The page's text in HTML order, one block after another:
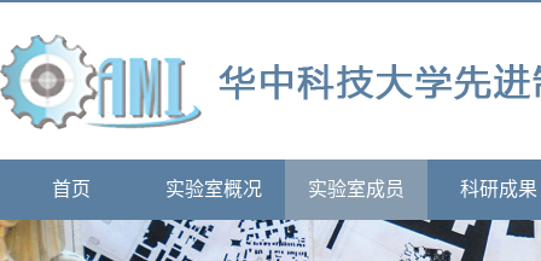
首页 实验室概况 实验室成员 科研成果